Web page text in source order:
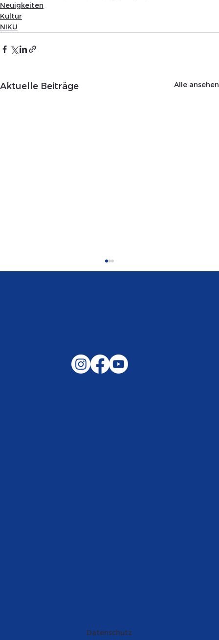
Neuigkeiten
Kultur
NIKU
Aktuelle Beiträge Alle ansehen
Gemeinsam auf außergewöhnliche
Datenschutz